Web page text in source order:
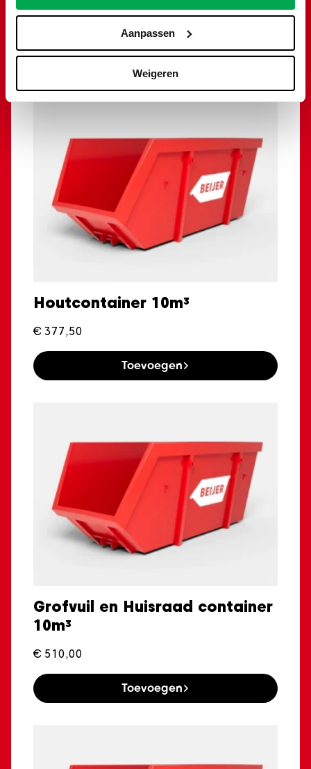
Aanpassen
Weigeren
Toevoegen
Houtcontainer 10m³
€ 377,50
Toevoegen
Grofvuil en Huisraad container
10m³
€ 510,00
Toevoegen